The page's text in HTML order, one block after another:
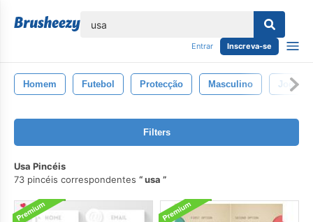
Entrar Inscreva-se
Homem Futebol Protecção Masculino Jogos
Filters
Usa Pincéis
73 pincéis correspondentes
usa